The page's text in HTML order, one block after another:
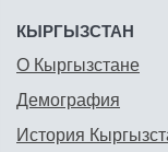
КЫРГЫЗСТАН
О Кыргызстане
Демография
История